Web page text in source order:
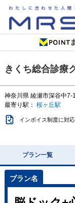
きくち総合診療
神奈川県 綾瀬市深谷中7-
最寄り駅： 桜ヶ丘駅
インボイス制度に対応
プラン一覧